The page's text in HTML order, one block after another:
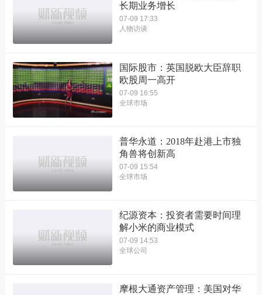
长期业务增长
07-09 17:33
人物访谈
国际股市：英国脱欧大臣辞职
欧股周一高开
07-09 16:55
全球市场
普华永道：2018年赴港上市独
角兽将创新高
07-09 15:54
全球市场
纪源资本：投资者需要时间理
解小米的商业模式
07-09 14:53
全球公司
摩根大通资产管理：美国对华